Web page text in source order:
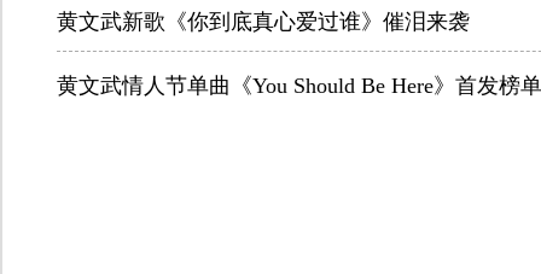
黄文武新歌《你到底真心爱过谁》催泪来袭
黄文武情人节单曲《You Should Be Here》首发榜